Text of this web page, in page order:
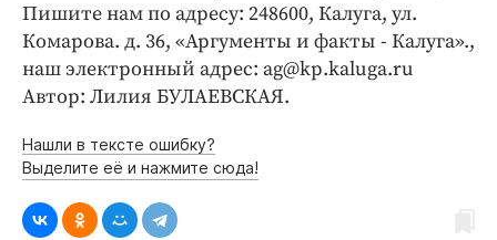
Пишите нам по адресу: 248600, Калуга, ул.
Комарова. д. 36, «Аргументы и факты - Калуга».,
наш электронный адрес: ag@kp.kaluga.ru
Автор: Лилия БУЛАЕВСКАЯ.
Нашли в тексте ошибку?
Выделите её и нажмите сюда!